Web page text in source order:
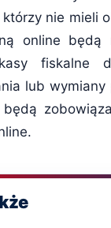
nie mieli
online będą
fiskalne
lub wymiany